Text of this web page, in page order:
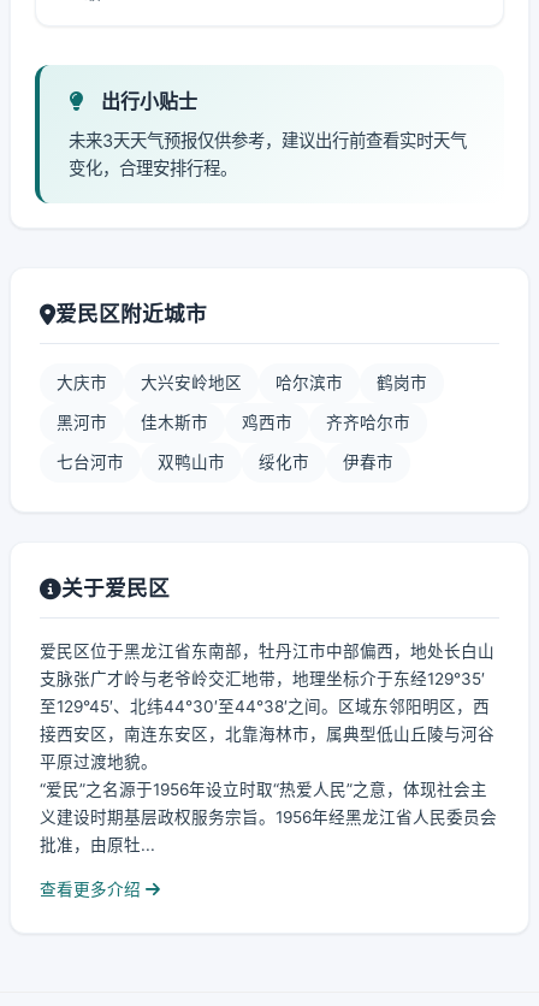
出行小贴士
未来3天天气预报仅供参考，建议出行前查看实时天气
变化，合理安排行程。
爱民区附近城市
大庆市 大兴安岭地区 哈尔滨市 鹤岗市
黑河市 佳木斯市 鸡西市 齐齐哈尔市
七台河市 双鸭山市 绥化市 伊春市
关于爱民区
爱民区位于黑龙江省东南部，牡丹江市中部偏西，地处长白山
支脉张广才岭与老爷岭交汇地带，地理坐标介于东经129°35′
至129°45′、北纬44°30′至44°38′之间。区域东邻阳明区，西
接西安区，南连东安区，北靠海林市，属典型低山丘陵与河谷
平原过渡地貌。
“爱民”之名源于1956年设立时取“热爱人民”之意，体现社会主
义建设时期基层政权服务宗旨。1956年经黑龙江省人民委员会
批准，由原牡...
查看更多介绍